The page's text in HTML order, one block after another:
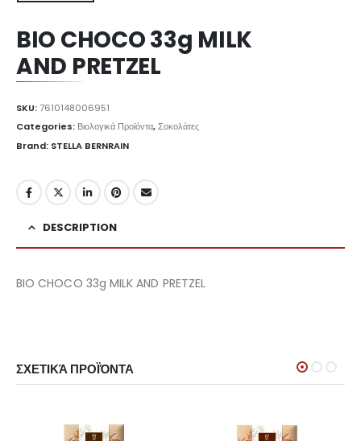
BIO CHOCO 33g MILK
AND PRETZEL
SKU:7610148006951
Categories: Βιολογικά Προϊόντα,Σοκολάτες
Brand: STELLA BERNRAIN
DESCRIPTION
BIO CHOCO 33g MILK AND PRETZEL
ΣΧΕΤΙΚΆ ΠΡΟΪΌΝΤΑ